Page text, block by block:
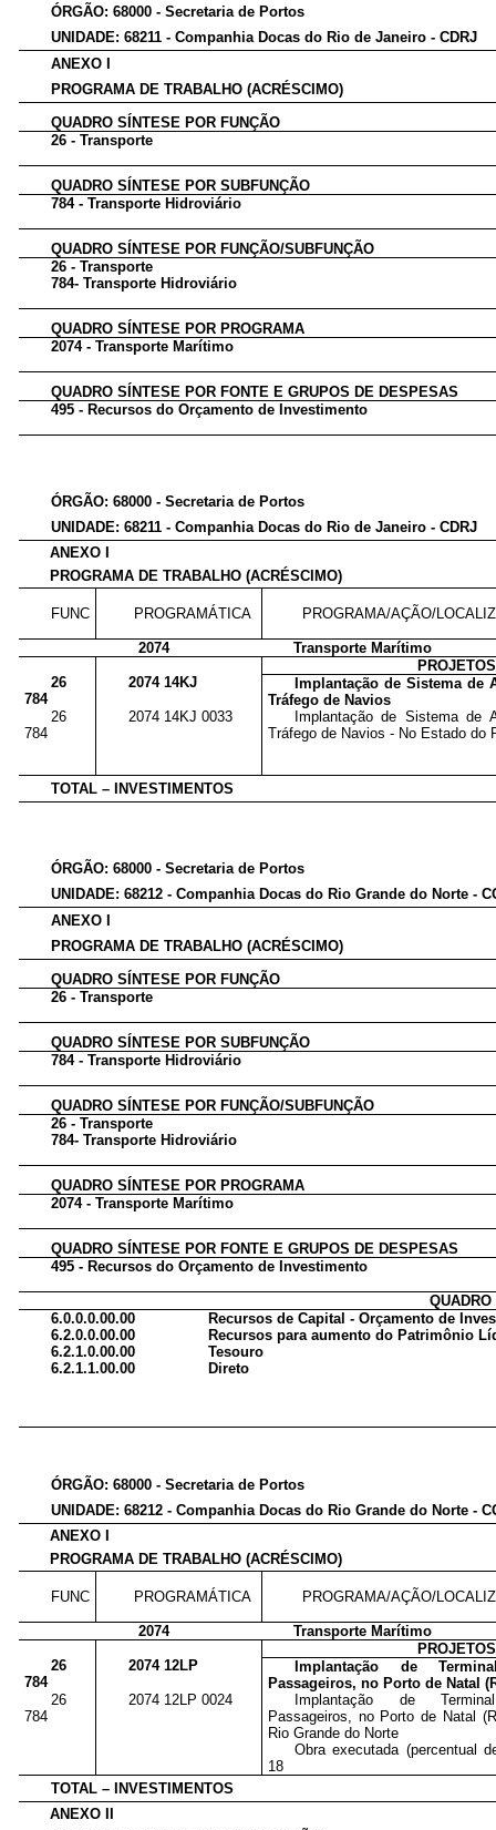
ÓRGÃO: 68000 - Secretaria de Portos
UNIDADE: 68211 - Companhia Docas do Rio de Janeiro - CDRJ
ANEXO I
PROGRAMA DE TRABALHO (ACRÉSCIMO)
QUADRO SÍNTESE POR FUNÇÃO
26 - Transporte
QUADRO SÍNTESE POR SUBFUNÇÃO
784 - Transporte Hidroviário
QUADRO SÍNTESE POR FUNÇÃO/SUBFUNÇÃO
26 - Transporte
784- Transporte Hidroviário
QUADRO SÍNTESE POR PROGRAMA
2074 - Transporte Marítimo
QUADRO SÍNTESE POR FONTE E GRUPOS DE DESPESAS
495 - Recursos do Orçamento de Investimento
ÓRGÃO: 68000 - Secretaria de Portos
UNIDADE: 68211 - Companhia Docas do Rio de Janeiro - CDRJ
ANEXO I
PROGRAMA DE TRABALHO (ACRÉSCIMO)
FUNC PROGRAMÁTICA PROGRAMA/AÇÃO/
2074
Transporte Marítimo
PROJETOS
26
784
2074 14KJ
Implantação de Sistema de
Tráfego de Navios
26
784
2074 14KJ 0033
Implantação de Sistema de
Tráfego de Navios - No Estado do
TOTAL – INVESTIMENTOS
ÓRGÃO: 68000 - Secretaria de Portos
UNIDADE: 68212 - Companhia Docas do Rio Grande do Norte -
ANEXO I
PROGRAMA DE TRABALHO (ACRÉSCIMO)
QUADRO SÍNTESE POR FUNÇÃO
26 - Transporte
QUADRO SÍNTESE POR SUBFUNÇÃO
784 - Transporte Hidroviário
QUADRO SÍNTESE POR FUNÇÃO/SUBFUNÇÃO
26 - Transporte
784- Transporte Hidroviário
QUADRO SÍNTESE POR PROGRAMA
2074 - Transporte Marítimo
QUADRO SÍNTESE POR FONTE E GRUPOS DE DESPESAS
495 - Recursos do Orçamento de Investimento
6.0.0.0.00.00
Recursos de Capital - Orçamento de
6.2.0.0.00.00
Recursos para aumento do Patrimônio
6.2.1.0.00.00
Tesouro
6.2.1.1.00.00
Direto
ÓRGÃO: 68000 - Secretaria de Portos
UNIDADE: 68212 - Companhia Docas do Rio Grande do Norte -
ANEXO I
PROGRAMA DE TRABALHO (ACRÉSCIMO)
FUNC PROGRAMÁTICA PROGRAMA/AÇÃO/
2074
Transporte Marítimo
PROJETOS
26
784
2074 12LP
Implantação de
Passageiros, no Porto de Natal
26
784
2074 12LP 0024
Implantação de
Passageiros, no Porto de Natal
Rio Grande do Norte
Obra executada (percentual
18
TOTAL – INVESTIMENTOS
ANEXO II